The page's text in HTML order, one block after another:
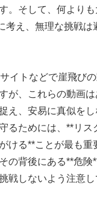
。そして、何よりも
考え、無理な挑戦は
イトなどで崖飛び
が、これらの動画
え、安易に真似をし
るためには、**リス
ける**ことが最も重
の背後にある**危険
戦しないよう注意し